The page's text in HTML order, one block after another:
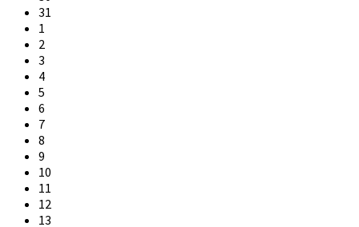
31
1
2
3
4
5
6
7
8
9
10
11
12
13